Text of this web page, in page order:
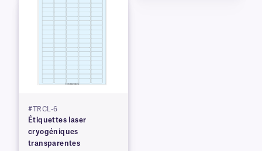
#TRCL-6
Étiquettes laser
cryogéniques
transparentes